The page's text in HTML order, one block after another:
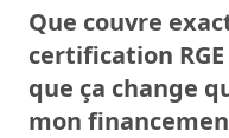
Que couvre
certification
que ça change
mon